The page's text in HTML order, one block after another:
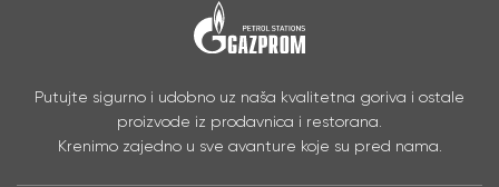
Putujte sigurno i udobno uz naša kvalitetna goriva i ostale
proizvode iz prodavnica i restorana.
Krenimo zajedno u sve avanture koje su pred nama.